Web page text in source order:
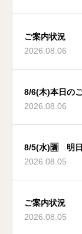
ご案内状況
2026.08.06
8/6(木)本日の
2026.08.06
8/5(水)🈵 明
2026.08.05
ご案内状況
2026.08.05